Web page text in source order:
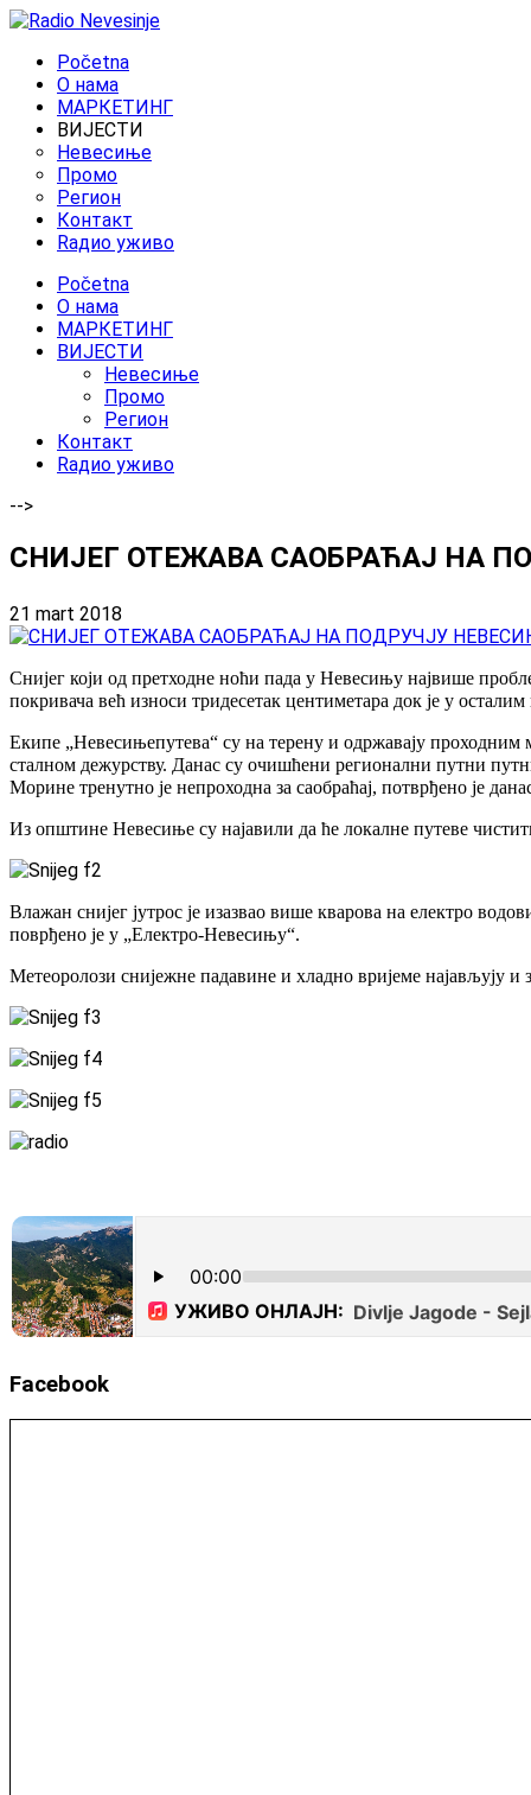
Početna
O нама
МАРКЕТИНГ
ВИЈЕСТИ
Невесиње
Промо
Регион
Контакт
Rадио уживо
Početna
O нама
МАРКЕТИНГ
ВИЈЕСТИ
Невесиње
Промо
Регион
Контакт
Rадио уживо
-->
СНИЈЕГ ОТЕЖАВА САОБРАЋАЈ НА
21 mart 2018
Снијег који од претходне ноћи пада у Невесињу највише
покривача већ износи тридесетак центиметара док је у
Екипе „Невесињепутева“ су на терену и одржавају
сталном дежурству. Данас су очишћени регионални путни
Морине тренутно је непроходна за саобраћај, потврђено је
Из општине Невесиње су најавили да ће локалне путеве
Влажан снијег јутрос је изазвао више кварова на електро
поврђено је у „Електро-Невесињу“.
Метеоролози снијежне падавине и хладно вријеме најављују и
Facebook